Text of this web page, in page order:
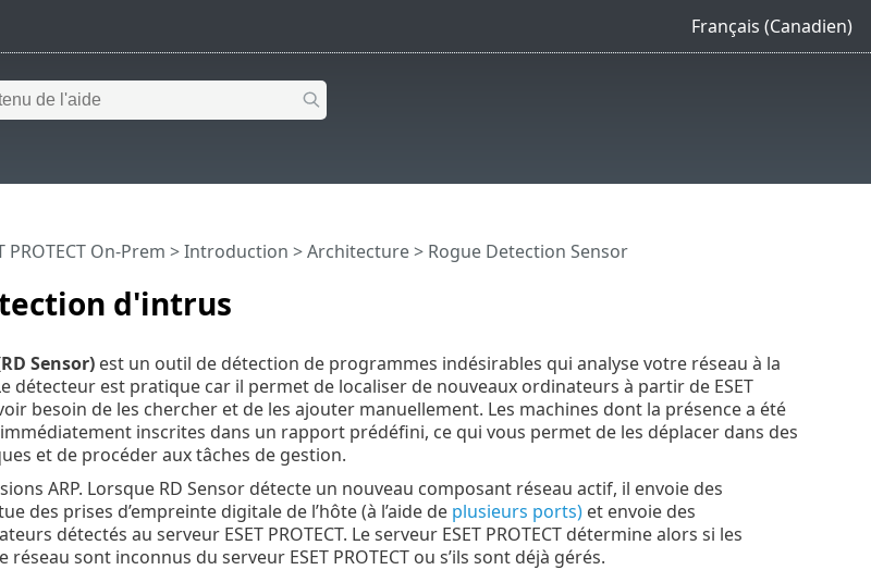
Français (Canadien)
d'intrus
PROTECT On-Prem >Introduction >Architecture> Rogue Detection Sensor
Sensor)est un outil de détection de programmes indésirables qui analyse votre réseau à la
détecteur est pratique car il permet de localiser de nouveaux ordinateurs à partir de ESET
besoin de les chercher et de les ajouter manuellement. Les machines dont la présence a été
inscrites dans un rapport prédéfini, ce qui vous permet de les déplacer dans des
et de procéder aux tâches de gestion.
ARP. Lorsque RD Sensor détecte un nouveau composant réseau actif, il envoie des
des prises d’empreinte digitale de l’hôte (à l’aide de plusieurs ports)et envoie des
détectés au serveur ESET PROTECT. Le serveur ESET PROTECT détermine alors si les
sont inconnus du serveur ESET PROTECT ou s’ils sont déjà gérés.